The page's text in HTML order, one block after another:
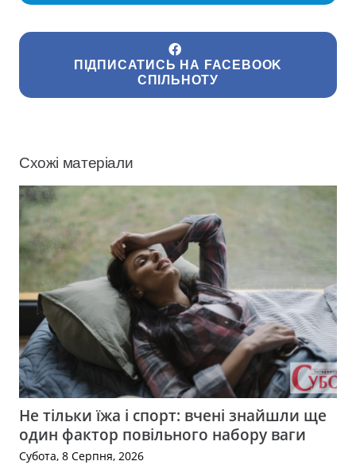
ПІДПИСАТИСЬ НА FACEBOOK
СПІЛЬНОТУ
Схожі матеріали
Не тільки їжа і спорт: вчені знайшли ще
один фактор повільного набору ваги
Субота, 8 Серпня, 2026